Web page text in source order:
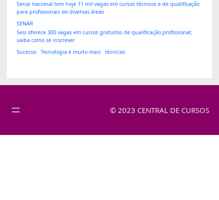
Senai nacional tem hoje 11 mil vagas em cursos técnicos e de qualificação
para profissionais de diversas áreas
SENAR
Sesi oferece 300 vagas em cursos gratuitos de qualificação profissional;
saiba como se inscrever
Sucesso
Tecnologia e muito mais técnicas
© 2023 CENTRAL DE CURSOS